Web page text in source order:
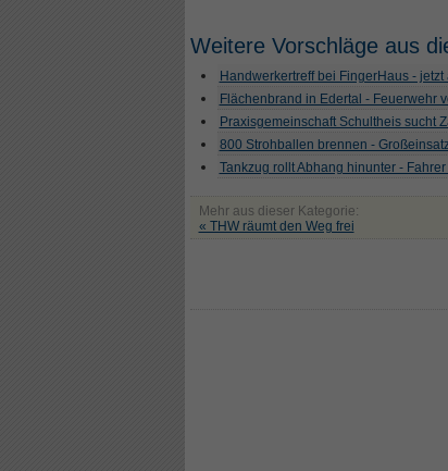
Weitere Vorschläge aus
Handwerkertreff bei FingerHaus - jetzt
Flächenbrand in Edertal - Feuerwehr
Praxisgemeinschaft Schultheis sucht
800 Strohballen brennen -
Tankzug rollt Abhang hinunter -
Mehr aus dieser Kategorie:
« THW räumt den Weg frei